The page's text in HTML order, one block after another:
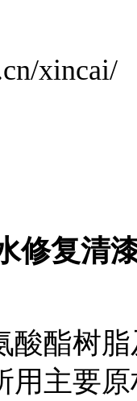
xincai/
修复清
酸酯树
用主要